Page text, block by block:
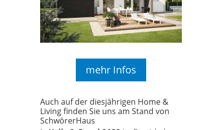
mehr Infos
Auch auf der diesjährigen Home &
Living finden Sie uns am Stand von
SchwörerHaus